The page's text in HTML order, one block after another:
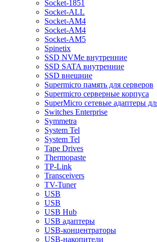
Socket-1851
Socket-ALL
Socket-AM4
Socket-AM4
Socket-AM5
Spinetix
SSD NVMe внутренние
SSD SATA внутренние
SSD внешние
Supermicro память для серверов
Supermicro серверные корпуса
SuperMicro сетевые адаптеры
Switches Enterprise
Symmetra
System Tel
System Tel
Tape Drives
Thermopaste
TP-Link
Transceivers
TV-Tuner
USB
USB
USB Hub
USB адаптеры
USB-концентраторы
USB-накопители